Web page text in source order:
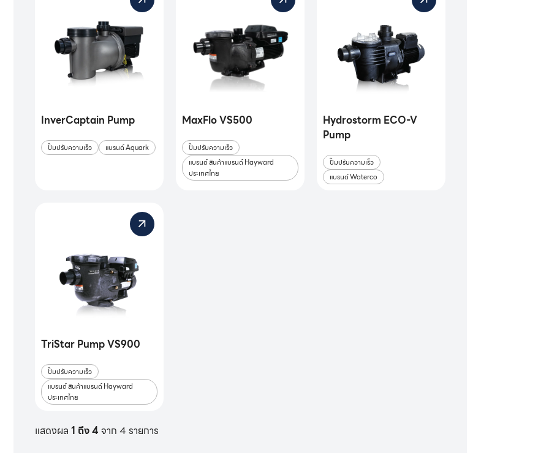
InverCaptain Pump
ปั๊มปรับความเร็ว แบรนด์ Aquark
MaxFlo VS500
ปั๊มปรับความเร็ว
แบรนด์ สินค้าแบรนด์ Hayward
ประเทศไทย
Hydrostorm ECO-V
Pump
ปั๊มปรับความเร็ว
แบรนด์ Waterco
TriStar Pump VS900
ปั๊มปรับความเร็ว
แบรนด์ สินค้าแบรนด์ Hayward
ประเทศไทย
แสดงผล 1 ถึง 4 จาก 4 รายการ